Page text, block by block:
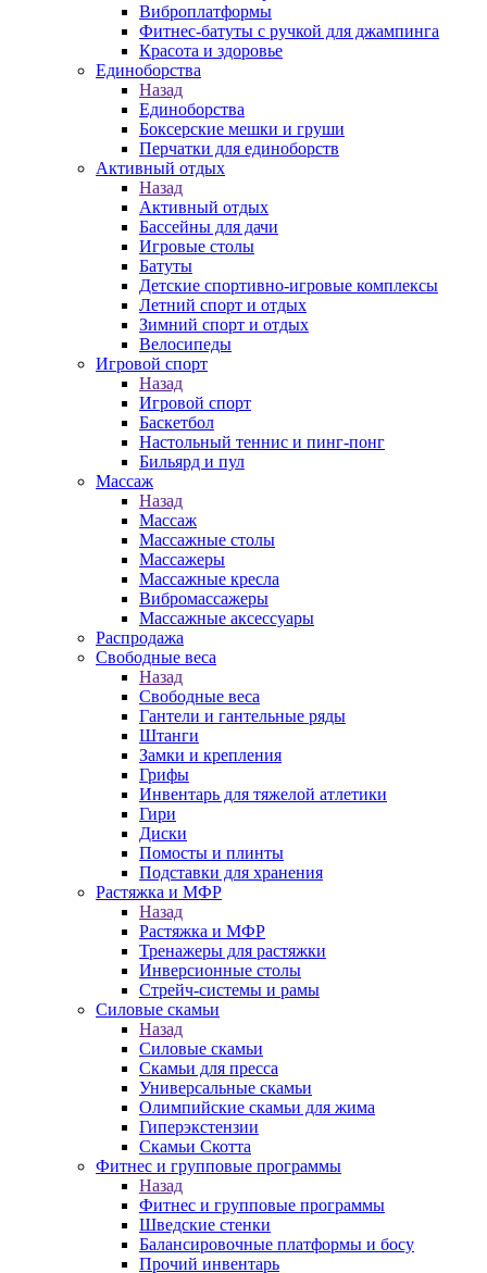
Виброплатформы
Фитнес-батуты с ручкой для джампинга
Красота и здоровье
Единоборства
Назад
Единоборства
Боксерские мешки и груши
Перчатки для единоборств
Активный отдых
Назад
Активный отдых
Бассейны для дачи
Игровые столы
Батуты
Детские спортивно-игровые комплексы
Летний спорт и отдых
Зимний спорт и отдых
Велосипеды
Игровой спорт
Назад
Игровой спорт
Баскетбол
Настольный теннис и пинг-понг
Бильярд и пул
Массаж
Назад
Массаж
Массажные столы
Массажеры
Массажные кресла
Вибромассажеры
Массажные аксессуары
Распродажа
Свободные веса
Назад
Свободные веса
Гантели и гантельные ряды
Штанги
Замки и крепления
Грифы
Инвентарь для тяжелой атлетики
Гири
Диски
Помосты и плинты
Подставки для хранения
Растяжка и МФР
Назад
Растяжка и МФР
Тренажеры для растяжки
Инверсионные столы
Стрейч-системы и рамы
Силовые скамьи
Назад
Силовые скамьи
Скамьи для пресса
Универсальные скамьи
Олимпийские скамьи для жима
Гиперэкстензии
Скамьи Скотта
Фитнес и групповые программы
Назад
Фитнес и групповые программы
Шведские стенки
Балансировочные платформы и босу
Прочий инвентарь